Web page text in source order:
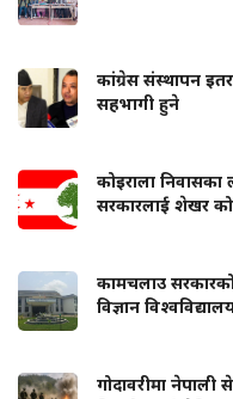
कांग्रेस संस्थापन
सहभागी हुने
कोइराला निवासका
सरकारलाई शेखर
कामचलाउ सरकारको
विज्ञान
गोदावरीमा नेपाली